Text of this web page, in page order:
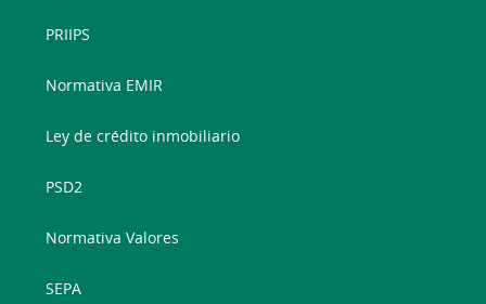
PRIIPS
Normativa EMIR
Ley de crédito inmobiliario
PSD2
Normativa Valores
SEPA